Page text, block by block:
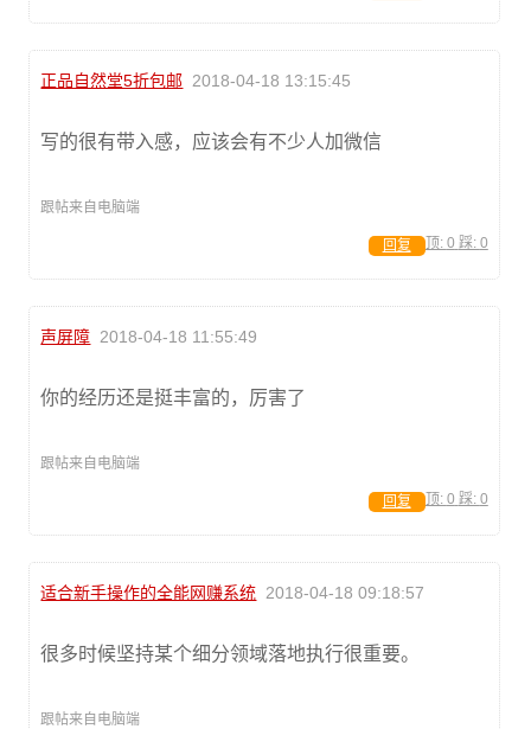
正品自然堂5折包邮 2018-04-18 13:15:45
写的很有带入感，应该会有不少人加微信
跟帖来自电脑端
顶: 0 踩: 0
回复
声屏障 2018-04-18 11:55:49
你的经历还是挺丰富的，厉害了
跟帖来自电脑端
顶: 0 踩: 0
回复
适合新手操作的全能网赚系统 2018-04-18 09:18:57
很多时候坚持某个细分领域落地执行很重要。
跟帖来自电脑端